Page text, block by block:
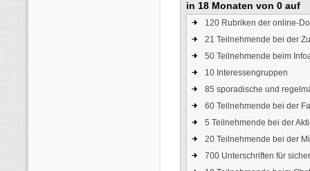
in 18 Monaten von 0 auf
120 Rubriken der online-
21 Teilnehmende bei der
50 Teilnehmende beim
10 Interessengruppen
85 sporadische und
60 Teilnehmende bei der
5 Teilnehmende bei der
20 Teilnehmende bei der
700 Unterschriften für